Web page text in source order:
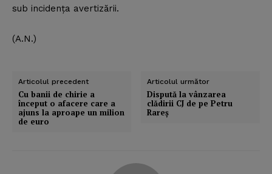
sub incidenţa avertizării.
(A.N.)
Articolul precedent
Cu banii de chirie a
început o afacere care a
ajuns la aproape un milion
de euro
Articolul următor
Dispută la vânzarea
clădirii CJ de pe Petru
Rareş